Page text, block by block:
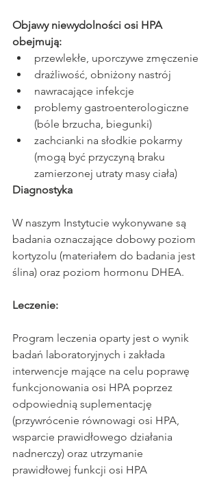
Objawy niewydolności osi HPA
obejmują:
przewlekłe, uporczywe zmęczenie
drażliwość, obniżony nastrój
nawracające infekcje
problemy gastroenterologiczne
(bóle brzucha, biegunki)
zachcianki na słodkie pokarmy
(mogą być przyczyną braku
zamierzonej utraty masy ciała)
Diagnostyka
W naszym Instytucie wykonywane są
badania oznaczające dobowy poziom
kortyzolu (materiałem do badania jest
ślina) oraz poziom hormonu DHEA.
Leczenie:
Program leczenia oparty jest o wynik
badań laboratoryjnych i zakłada
interwencje mające na celu poprawę
funkcjonowania osi HPA poprzez
odpowiednią suplementację
(przywrócenie równowagi osi HPA,
wsparcie prawidłowego działania
nadnerczy) oraz utrzymanie
prawidłowej funkcji osi HPA